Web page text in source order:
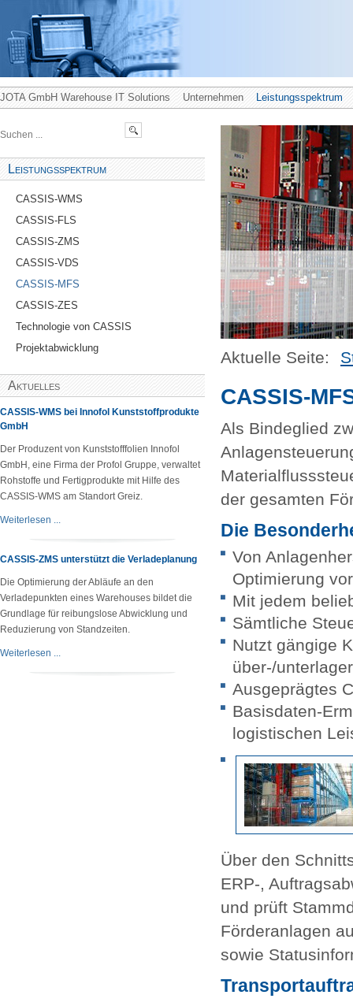
JOTA GmbH Warehouse IT Solutions Unternehmen Leistungsspektrum
Leistungsspektrum
CASSIS-WMS
CASSIS-FLS
CASSIS-ZMS
CASSIS-VDS
CASSIS-MFS
CASSIS-ZES
Technologie von CASSIS
Projektabwicklung
Aktuelles
CASSIS-WMS bei Innofol Kunststoffprodukte
GmbH
Der Produzent von Kunststofffolien Innofol
GmbH, eine Firma der Profol Gruppe, verwaltet
Rohstoffe und Fertigprodukte mit Hilfe des
CASSIS-WMS am Standort Greiz.
Weiterlesen ...
CASSIS-ZMS unterstützt die Verladeplanung
Die Optimierung der Abläufe an den
Verladepunkten eines Warehouses bildet die
Grundlage für reibungslose Abwicklung und
Reduzierung von Standzeiten.
Weiterlesen ...
Aktuelle Seite:
CASSIS-
Als Bindeglied
der gesamten
Die
Von
Optimierung
Mit jedem
Sämtliche
Nutzt gängige
über-/
Ausgeprägtes
Basisdaten-
logistischen
Über den
ERP-,
und prüft
Förderanlagen
sowie